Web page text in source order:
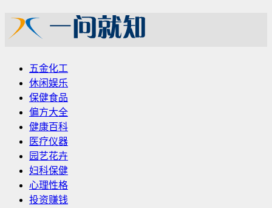
五金化工
休闲娱乐
保健食品
偏方大全
健康百科
医疗仪器
园艺花卉
妇科保健
心理性格
投资赚钱